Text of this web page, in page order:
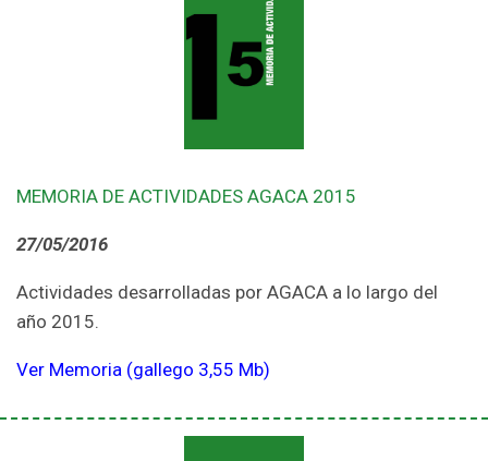
MEMORIA DE ACTIVIDADES AGACA 2015
27/05/2016
Actividades desarrolladas por AGACA a lo largo del
año 2015.
Ver Memoria (gallego 3,55 Mb)